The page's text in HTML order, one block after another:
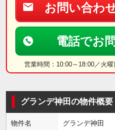
お問い合わ
電話でお
営業時間：10:00～18:00／火曜
グランデ神田の物件概要
物件名 グランデ神田